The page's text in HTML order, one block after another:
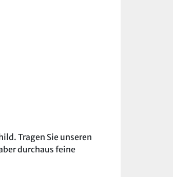
Tragen Sie unseren
durchaus feine